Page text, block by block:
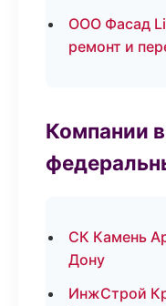
ООО Фасад
ремонт и
Компании
СК Камень
Дону
ИнжСтрой